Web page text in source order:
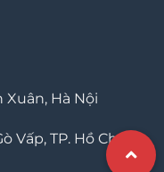
Xuân, Hà Nội
Vấp, TP. Hồ Chí